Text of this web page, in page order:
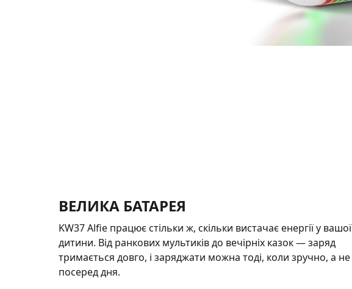
ВЕЛИКА БАТАРЕЯ
KW37 Alfie працює стільки ж, скільки вистачає енергії у вашої
дитини. Від ранкових мультиків до вечірніх казок — заряд
тримається довго, і заряджати можна тоді, коли зручно, а не
посеред дня.